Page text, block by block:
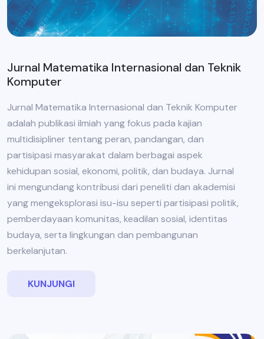
Jurnal Matematika Internasional dan Teknik
Komputer
Jurnal Matematika Internasional dan Teknik Komputer
adalah publikasi ilmiah yang fokus pada kajian
multidisipliner tentang peran, pandangan, dan
partisipasi masyarakat dalam berbagai aspek
kehidupan sosial, ekonomi, politik, dan budaya. Jurnal
ini mengundang kontribusi dari peneliti dan akademisi
yang mengeksplorasi isu-isu seperti partisipasi politik,
pemberdayaan komunitas, keadilan sosial, identitas
budaya, serta lingkungan dan pembangunan
berkelanjutan.
KUNJUNGI